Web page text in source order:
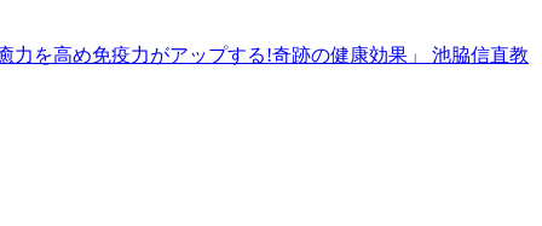
力を高め免疫力がアップする!奇跡の健康効果」 池脇信直教